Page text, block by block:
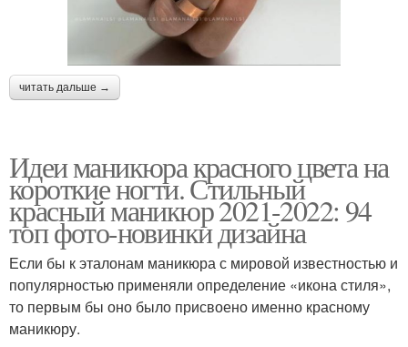
читать дальше →
Идеи маникюра красного цвета на
короткие ногти. Стильный
красный маникюр 2021-2022: 94
топ фото-новинки дизайна
Если бы к эталонам маникюра с мировой известностью и
популярностью применяли определение «икона стиля»,
то первым бы оно было присвоено именно красному
маникюру.